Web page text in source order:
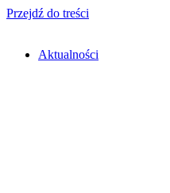
Przejdź do treści
Aktualności